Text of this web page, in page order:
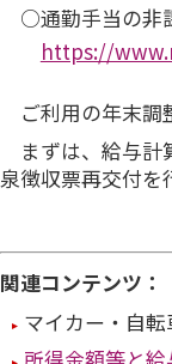
○通勤手当の非
https://
ご利用の年末調
まずは、給与
泉徴収票再交付を
関連コンテンツ：
マイカー・自